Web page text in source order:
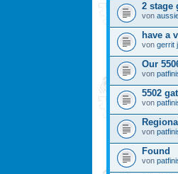
2 stage
von
have a
von gerrit
Our
von
5502
von
von
Found
von